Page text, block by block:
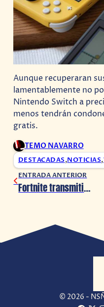
Aunque recuperaran
lamentablemente no
Nintendo Switch a
menos tendrán
gratis.
TEMO NAVARRO
DESTACADAS,NOTICIAS,
ENTRADA ANTERIOR
Fortnite transmitirá una escena de Rise of Skywalker
© 2026 -